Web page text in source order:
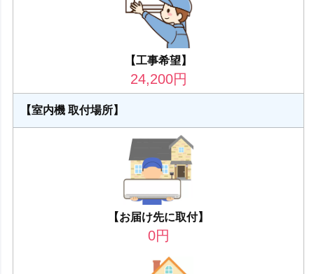
【工事希望】
24,200円
【室内機 取付場所】
【お届け先に取付】
0円